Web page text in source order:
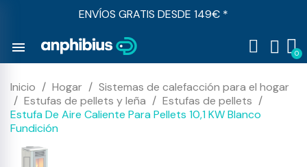
ENVÍOS GRATIS DESDE 149€ *
menu
Inicio Hogar
Sistemas de calefacción para el hogar
Estufas de pellets y leña
Estufas de pellets
Estufa De Aire Caliente Para Pellets 10,1 KW Blanco
Fundición